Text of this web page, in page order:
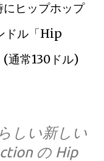
ヒップホップ
ドル「Hip
常130ドル)
しい新しい
の Hip